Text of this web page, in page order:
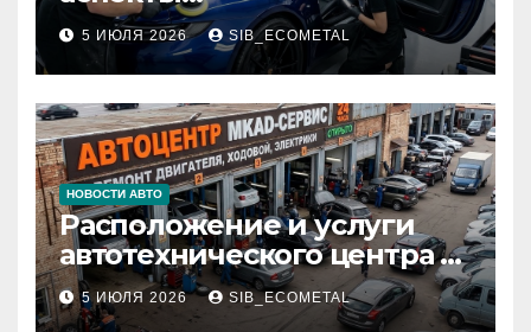
профессионального
детейлинга кузова и
салона
5 ИЮЛЯ 2026 SIB_ECOMETAL
НОВОСТИ АВТО
Расположение и услуги
автотехнического центра в
районе 84-го километра
МКАД
5 ИЮЛЯ 2026 SIB_ECOMETAL